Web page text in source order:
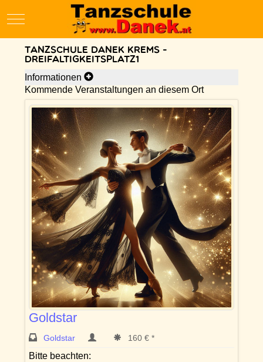
Mobile Menu Toggle
Tanzschule Danek Krems -
Dreifaltigkeitsplatz1
Informationen
Kommende Veranstaltungen an diesem Ort
Goldstar
Goldstar 160 € *
Bitte beachten: